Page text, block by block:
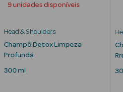
Ver Tudo
9 unidades disponíveis
Head & Shoulders
Champô Detox Limpeza
Profunda
300 ml